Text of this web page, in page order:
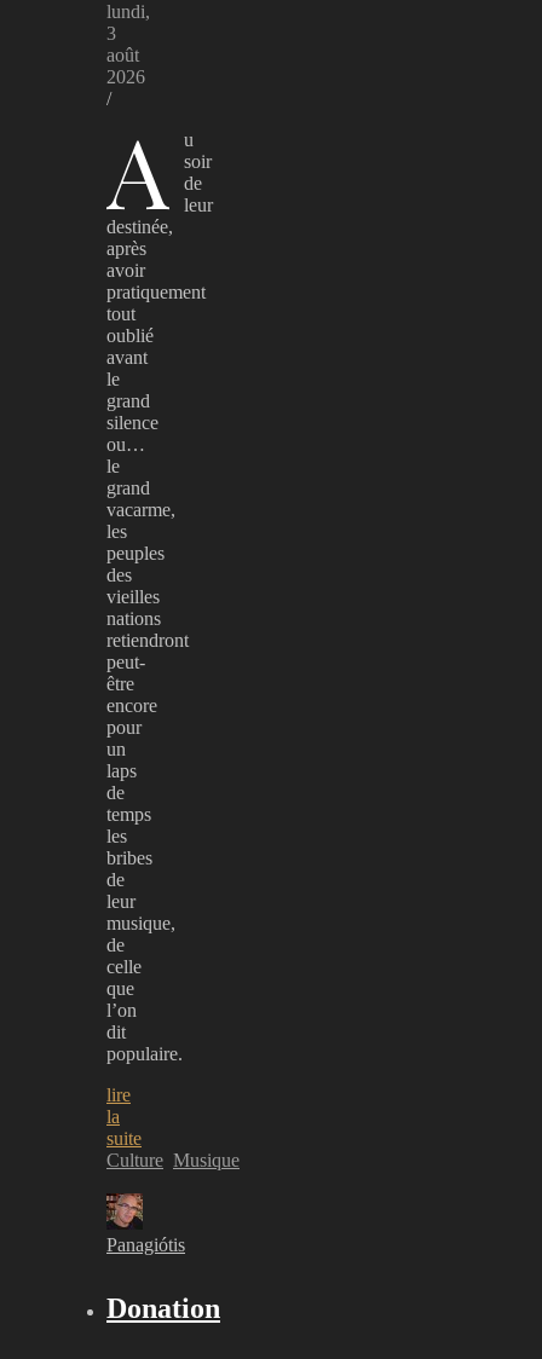
lundi,
3
août
2026
/
A
u
soir
de
leur
destinée,
après
avoir
pratiquement
tout
oublié
avant
le
grand
silence
ou…
le
grand
vacarme,
les
peuples
des
vieilles
nations
retiendront
peut-
être
encore
pour
un
laps
de
temps
les
bribes
de
leur
musique,
de
celle
que
l’on
dit
populaire.
lire
la
suite
Culture Musique
Panagiótis
Donation